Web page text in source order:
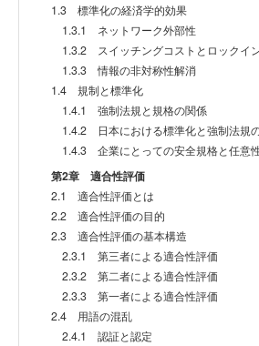
1.3 標準化の経済学的効果
1.3.1 ネットワーク外部性
1.3.2 スイッチングコストとロックイ
1.3.3 情報の非対称性解消
1.4 規制と標準化
1.4.1 強制法規と規格の関係
1.4.2 日本における標準化と強制法規
1.4.3 企業にとっての安全規格と任意
第2章 適合性評価
2.1 適合性評価とは
2.2 適合性評価の目的
2.3 適合性評価の基本構造
2.3.1 第三者による適合性評価
2.3.2 第二者による適合性評価
2.3.3 第一者による適合性評価
2.4 用語の混乱
2.4.1 認証と認定